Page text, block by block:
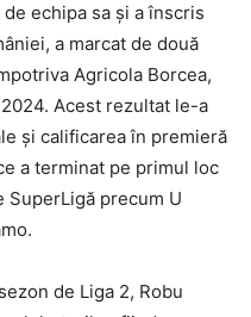
echipa sa și a înscris
a marcat de două
Agricola Borcea,
Acest rezultat le-a
și calificarea în premieră
a terminat pe primul loc
SuperLigă precum U
de Liga 2, Robu